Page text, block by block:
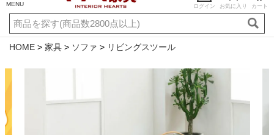
MENU ログイン お気に入り カート
ご利用ガイド 新規会員登録
店舗一覧 閲覧履歴
キーワード・商品番号で探す
HOME 家具 ソファ リビングスツール